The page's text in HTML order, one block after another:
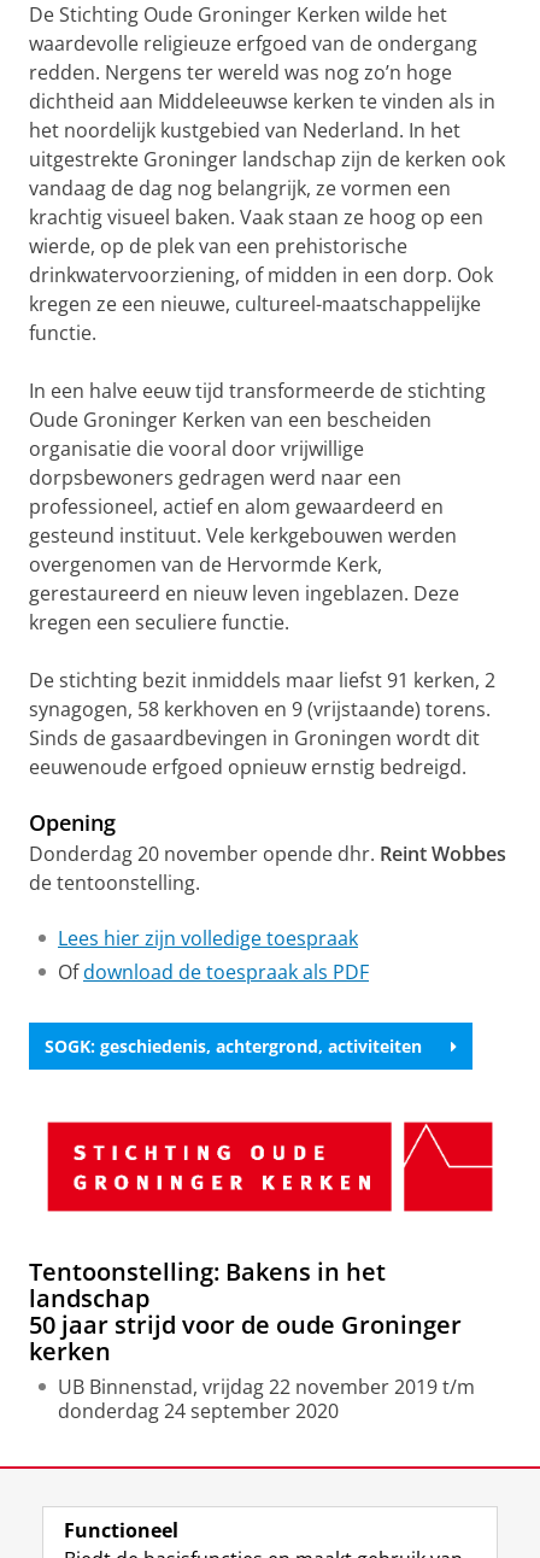
De Stichting Oude Groninger Kerken wilde het
waardevolle religieuze erfgoed van de ondergang
redden. Nergens ter wereld was nog zo’n hoge
dichtheid aan Middeleeuwse kerken te vinden als in
het noordelijk kustgebied van Nederland. In het
uitgestrekte Groninger landschap zijn de kerken ook
vandaag de dag nog belangrijk, ze vormen een
krachtig visueel baken. Vaak staan ze hoog op een
wierde, op de plek van een prehistorische
drinkwatervoorziening, of midden in een dorp. Ook
kregen ze een nieuwe, cultureel-maatschappelijke
functie.
In een halve eeuw tijd transformeerde de stichting
Oude Groninger Kerken van een bescheiden
organisatie die vooral door vrijwillige
dorpsbewoners gedragen werd naar een
professioneel, actief en alom gewaardeerd en
gesteund instituut. Vele kerkgebouwen werden
overgenomen van de Hervormde Kerk,
gerestaureerd en nieuw leven ingeblazen. Deze
kregen een seculiere functie.
De stichting bezit inmiddels maar liefst 91 kerken, 2
synagogen, 58 kerkhoven en 9 (vrijstaande) torens.
Sinds de gasaardbevingen in Groningen wordt dit
eeuwenoude erfgoed opnieuw ernstig bedreigd.
Opening
Donderdag 20 november opende dhr. Reint Wobbes
de tentoonstelling.
Lees hier zijn volledige toespraak
Ofdownload de toespraak als PDF
SOGK: geschiedenis, achtergrond, activiteiten
Tentoonstelling: Bakens in het
landschap
50 jaar strijd voor de oude Groninger
kerken
UB Binnenstad, vrijdag 22 november 2019 t/m
donderdag 24 september 2020
View this page in:
Functioneel